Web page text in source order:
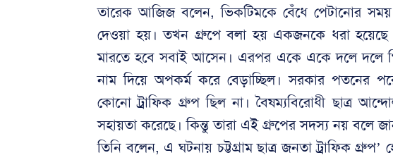
তারেক আজিজ বলেন, ভিকটিমকে বেঁধে পেটানোর সময়
দেওয়া হয়। তখন গ্রুপে বলা হয় একজনকে ধরা হয়েছে
মারতে হবে সবাই আসেন। এরপর একে একে দলে দলে
নাম দিয়ে অপকর্ম করে বেড়াচ্ছিল। সরকার পতনের
কোনো ট্রাফিক গ্রুপ ছিল না। বৈষম্যবিরোধী ছাত্র
সহায়তা করেছে। কিন্তু তারা এই গ্রুপের সদস্য নয় বলে
তিনি বলেন, এ ঘটনায় চট্টগ্রাম ছাত্র জনতা ট্রাফিক